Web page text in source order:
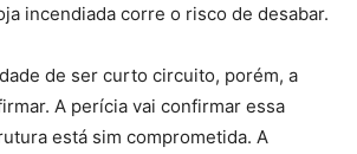
incendiada corre o risco de desabar.
de ser curto circuito, porém, a
A perícia vai confirmar essa
está sim comprometida. A